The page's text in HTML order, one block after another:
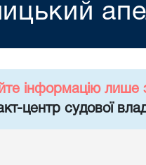
інформацію лише
центр судової